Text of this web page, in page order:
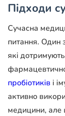
Підходи
Сучасна
питання. Один
які
пробіотиків і
активно
медицини, але